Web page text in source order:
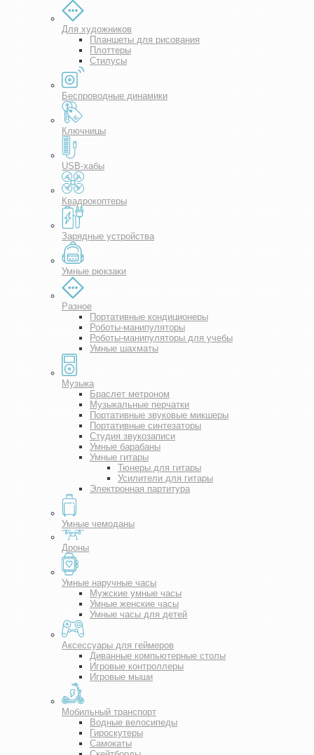
Для художников
Планшеты для рисования
Плоттеры
Стилусы
Беспроводные динамики
Ключницы
USB-хабы
Квадрокоптеры
Зарядные устройства
Умные рюкзаки
Разное
Портативные кондиционеры
Роботы-манипуляторы
Роботы-манипуляторы для учебы
Умные шахматы
Музыка
Браслет метроном
Музыкальные перчатки
Портативные звуковые микшеры
Портативные синтезаторы
Студия звукозаписи
Умные барабаны
Умные гитары
Тюнеры для гитары
Усилители для гитары
Электронная партитура
Умные чемоданы
Дроны
Умные наручные часы
Мужские умные часы
Умные женские часы
Умные часы для детей
Аксессуары для геймеров
Диванные компьютерные столы
Игровые контроллеры
Игровые мыши
Мобильный транспорт
Водные велосипеды
Гироскутеры
Самокаты